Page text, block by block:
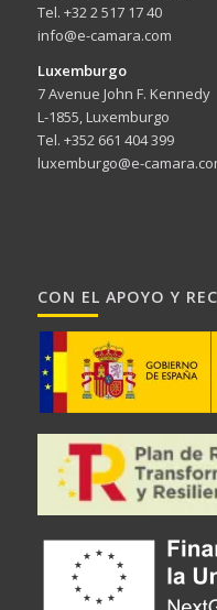
Tel. +32 2 517 17 40
info@e-camara.com
Luxemburgo
7 Avenue John F. Kennedy
L-1855, Luxemburgo
Tel. +352 661 404 399
luxemburgo@e-
CON EL APOYO Y